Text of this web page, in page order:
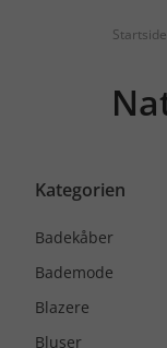
Startside
Kategorien
Badekåber
Bademode
Blazere
Bluser